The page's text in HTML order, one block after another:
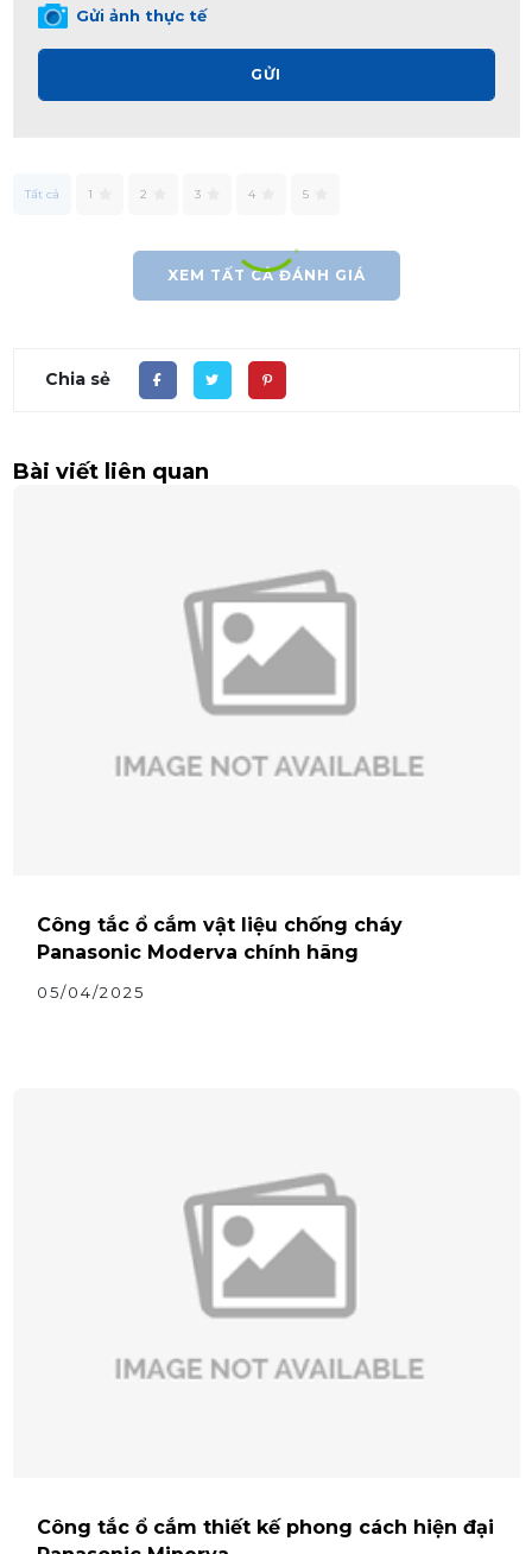
Gửi ảnh thực tế
GỬI
Tất cả 1 2 3 4 5
XEM TẤT CẢ ĐÁNH GIÁ
Chia sẻ
Bài viết liên quan
Công tắc ổ cắm vật liệu chống cháy
Panasonic Moderva chính hãng
05/04/2025
Công tắc ổ cắm thiết kế phong cách hiện đại